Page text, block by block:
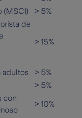
(MSCI)
> 5%
de
> 15%
adultos
> 5%
> 5%
con
> 10%